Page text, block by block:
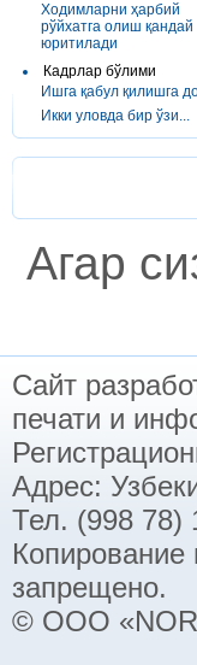
Ходимларни ҳарбий
рўйхатга олиш қандай
юритилади
Кадрлар бўлими
Ишга қабул қилишга
Икки уловда бир ўзи...
Агар
Сайт
печати и
Адрес:
Тел. (998 78)
Копирование
запрещено.
© ООО